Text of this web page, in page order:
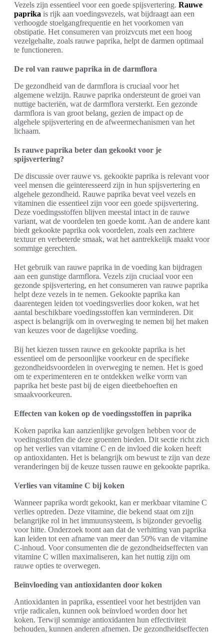
Vezels zijn essentieel voor een goede spijsvertering. Rauwe
paprika is rijk aan voedingsvezels, wat bijdraagt aan een
verhoogde stoelgangfrequentie en het voorkomen van
obstipatie. Het consumeren van proizvcuts met een hoog
vezelgehalte, zoals rauwe paprika, helpt de darmen optimaal
te functioneren.
De rol van rauwe paprika in de darmflora
De gezondheid van de darmflora is cruciaal voor het
algemene welzijn. Rauwe paprika ondersteunt de groei van
nuttige bacteriën, wat de darmflora versterkt. Een gezonde
darmflora is van groot belang, gezien de impact op de
algehele spijsvertering en de afweermechanismen van het
lichaam.
Is rauwe paprika beter dan gekookt voor je
spijsvertering?
De discussie over rauwe vs. gekookte paprika is relevant voor
veel mensen die geïnteresseerd zijn in hun spijsvertering en
algehele gezondheid. Rauwe paprika bevat veel vezels en
vitaminen die essentieel zijn voor een goede spijsvertering.
Deze voedingsstoffen blijven meestal intact in de rauwe
variant, wat de voordelen ten goede komt. Aan de andere kant
biedt gekookte paprika ook voordelen, zoals een zachtere
textuur en verbeterde smaak, wat het aantrekkelijk maakt voor
sommige gerechten.
Het gebruik van rauwe paprika in de voeding kan bijdragen
aan een gunstige darmflora. Vezels zijn cruciaal voor een
gezonde spijsvertering, en het consumeren van rauwe paprika
helpt deze vezels in te nemen. Gekookte paprika kan
daarentegen leiden tot voedingsverlies door koken, wat het
aantal beschikbare voedingsstoffen kan verminderen. Dit
aspect is belangrijk om in overweging te nemen bij het maken
van keuzes voor de dagelijkse voeding.
Bij het kiezen tussen rauwe en gekookte paprika is het
essentieel om de persoonlijke voorkeur en de specifieke
gezondheidsvoordelen in overweging te nemen. Het is goed
om te experimenteren en te ontdekken welke vorm van
paprika het beste past bij de eigen dieetbehoeften en
smaakvoorkeuren.
Effecten van koken op de voedingsstoffen in paprika
Koken paprika kan aanzienlijke gevolgen hebben voor de
voedingsstoffen die deze groenten bieden. Dit sectie richt zich
op het verlies van vitamine C en de invloed die koken heeft
op antioxidanten. Het is belangrijk om bewust te zijn van deze
veranderingen bij de keuze tussen rauwe en gekookte paprika.
Verlies van vitamine C bij koken
Wanneer paprika wordt gekookt, kan er merkbaar vitamine C
verlies optreden. Deze vitamine, die bekend staat om zijn
belangrijke rol in het immuunsysteem, is bijzonder gevoelig
voor hitte. Onderzoek toont aan dat de verhitting van paprika
kan leiden tot een afname van meer dan 50% van de vitamine
C-inhoud. Voor consumenten die de gezondheidseffecten van
vitamine C willen maximaliseren, kan het nuttig zijn om
rauwe opties te overwegen.
Beïnvloeding van antioxidanten door koken
Antioxidanten in paprika, essentieel voor het bestrijden van
vrije radicalen, kunnen ook beïnvloed worden door het
koken. Terwijl sommige antioxidanten hun effectiviteit
behouden, kunnen anderen afnemen. De gezondheidseffecten